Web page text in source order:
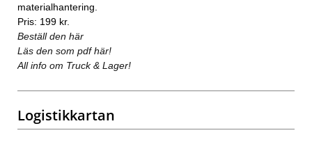
materialhantering.
Pris: 199 kr.
Beställ den här
Läs den som pdf här!
All info om Truck & Lager!
Logistikkartan